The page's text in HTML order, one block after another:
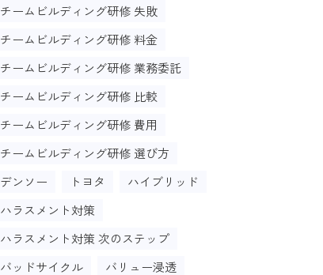
チームビルディング研修 失敗
チームビルディング研修 料金
チームビルディング研修 業務委託
チームビルディング研修 比較
チームビルディング研修 費用
チームビルディング研修 選び方
デンソー
トヨタ
ハイブリッド
ハラスメント対策
ハラスメント対策 次のステップ
バッドサイクル
バリュー浸透